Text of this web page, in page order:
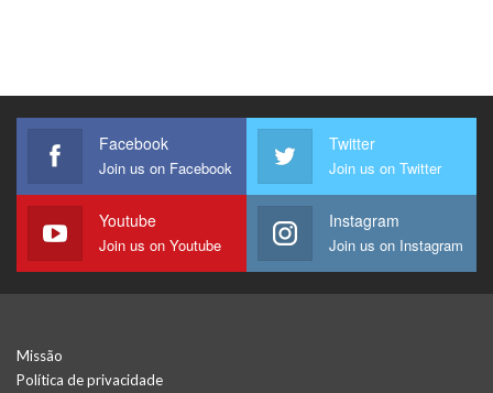
Facebook
Join us on Facebook
Twitter
Join us on Twitter
Youtube
Join us on Youtube
Instagram
Join us on Instagram
Missão
Política de privacidade